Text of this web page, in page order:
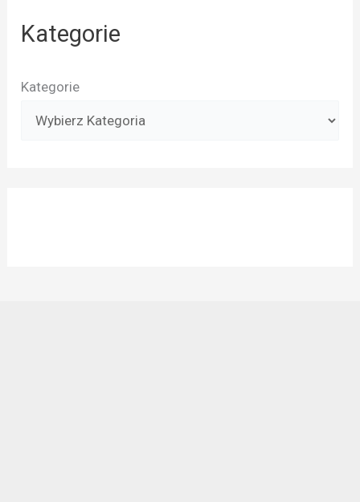
Kategorie
Kategorie